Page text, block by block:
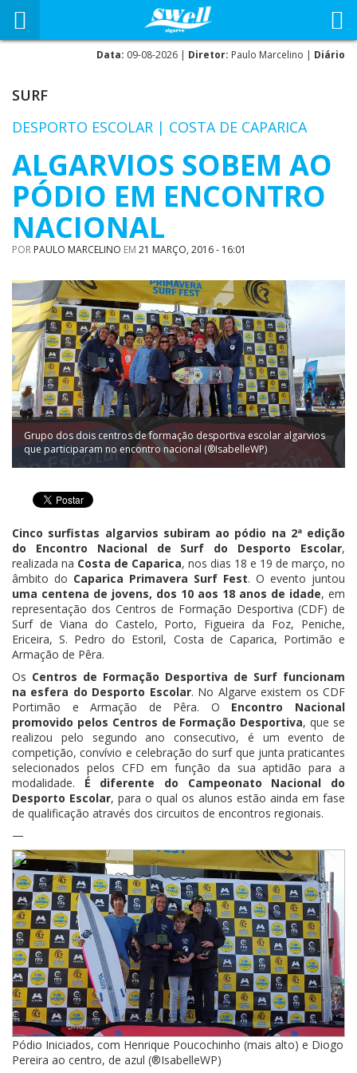
Data: 09-08-2026 | Diretor: Paulo Marcelino | Diário
SURF
DESPORTO ESCOLAR | COSTA DE CAPARICA
ALGARVIOS SOBEM AO
PÓDIO EM ENCONTRO
NACIONAL
POR PAULO MARCELINO EM 21 MARÇO, 2016 - 16:01
Grupo dos dois centros de formação desportiva escolar algarvios
que participaram no encontro nacional (®IsabelleWP)
Cinco surfistas algarvios subiram ao pódio na 2ª edição
do Encontro Nacional de Surf do Desporto Escolar,
realizada na Costa de Caparica, nos dias 18 e 19 de março, no
âmbito do Caparica Primavera Surf Fest. O evento juntou
uma centena de jovens, dos 10 aos 18 anos de idade, em
representação dos Centros de Formação Desportiva (CDF) de
Surf de Viana do Castelo, Porto, Figueira da Foz, Peniche,
Ericeira, S. Pedro do Estoril, Costa de Caparica, Portimão e
Armação de Pêra.
Os Centros de Formação Desportiva de Surf funcionam
na esfera do Desporto Escolar. No Algarve existem os CDF
Portimão e Armação de Pêra. O Encontro Nacional
promovido pelos Centros de Formação Desportiva, que se
realizou pelo segundo ano consecutivo, é um evento de
competição, convívio e celebração do surf que junta praticantes
selecionados pelos CFD em função da sua aptidão para a
modalidade. É diferente do Campeonato Nacional do
Desporto Escolar, para o qual os alunos estão ainda em fase
de qualificação através dos circuitos de encontros regionais.
—
Pódio Iniciados, com Henrique Poucochinho (mais alto) e Diogo
Pereira ao centro, de azul (®IsabelleWP)